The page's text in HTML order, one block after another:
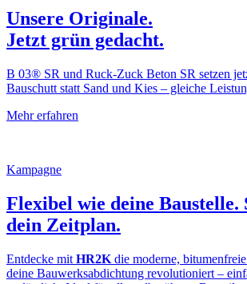
Unsere Originale.
Jetzt grün gedacht.
B 03® SR und Ruck‑Zuck Beton SR setzen
Bauschutt statt Sand und Kies – gleiche
Mehr erfahren
Kampagne
Flexibel wie deine Baustelle.
dein Zeitplan.
Entdecke mit HR2K die moderne,
deine Bauwerksabdichtung revolutioniert –